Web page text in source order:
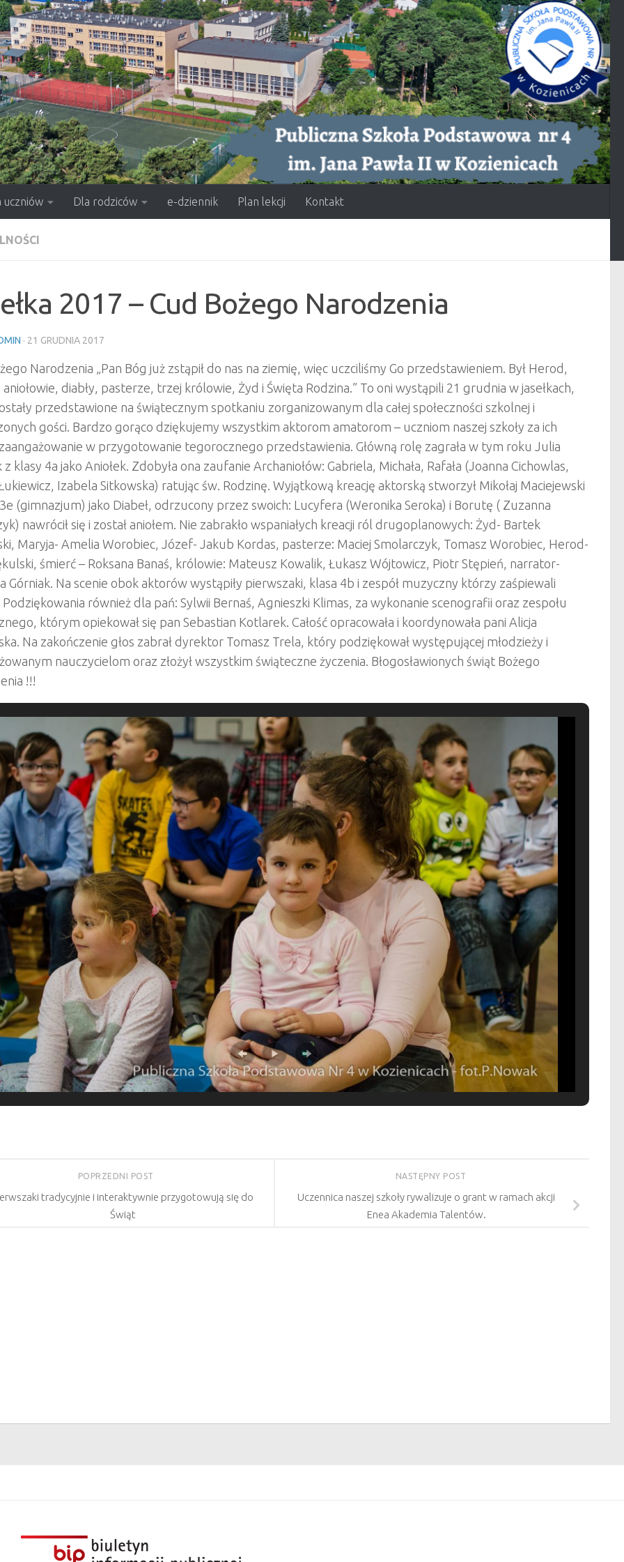
uczniów Dla rodziców e-dziennik Plan lekcji Kontakt
2017 – Cud Bożego Narodzenia
· 21 GRUDNIA 2017
Narodzenia „Pan Bóg już zstąpił do nas na ziemię, więc uczciliśmy Go przedstawieniem. Był Herod,
aniołowie, diabły, pasterze, trzej królowie, Żyd i Święta Rodzina.” To oni wystąpili 21 grudnia w jasełkach,
przedstawione na świątecznym spotkaniu zorganizowanym dla całej społeczności szkolnej i
gości. Bardzo gorąco dziękujemy wszystkim aktorom amatorom – uczniom naszej szkoły za ich
w przygotowanie tegorocznego przedstawienia. Główną rolę zagrała w tym roku Julia
klasy 4a jako Aniołek. Zdobyła ona zaufanie Archaniołów: Gabriela, Michała, Rafała (Joanna Cichowlas,
Izabela Sitkowska) ratując św. Rodzinę. Wyjątkową kreację aktorską stworzył Mikołaj Maciejewski
(gimnazjum) jako Diabeł, odrzucony przez swoich: Lucyfera (Weronika Seroka) i Borutę ( Zuzanna
nawrócił się i został aniołem. Nie zabrakło wspaniałych kreacji ról drugoplanowych: Żyd- Bartek
Maryja- Amelia Worobiec, Józef- Jakub Kordas, pasterze: Maciej Smolarczyk, Tomasz Worobiec, Herod-
śmierć – Roksana Banaś, królowie: Mateusz Kowalik, Łukasz Wójtowicz, Piotr Stępień, narrator-
Górniak. Na scenie obok aktorów wystąpiły pierwszaki, klasa 4b i zespół muzyczny którzy zaśpiewali
również dla pań: Sylwii Bernaś, Agnieszki Klimas, za wykonanie scenografii oraz zespołu
którym opiekował się pan Sebastian Kotlarek. Całość opracowała i koordynowała pani Alicja
Na zakończenie głos zabrał dyrektor Tomasz Trela, który podziękował występującej młodzieży i
nauczycielom oraz złożył wszystkim świąteczne życzenia. Błogosławionych świąt Bożego
!!!
NASTĘPNY POST
Uczennica naszej szkoły rywalizuje o grant w ramach akcji
Enea Akademia Talentów.
POPRZEDNI POST
tradycyjnie i interaktywnie przygotowują się do
Świąt